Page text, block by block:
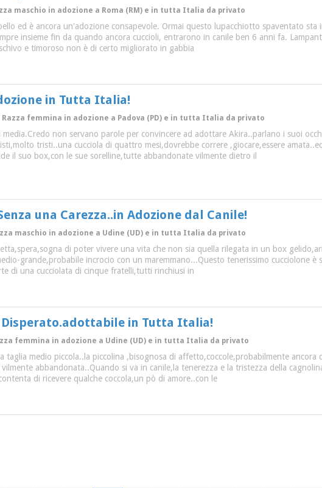
maschio in adozione a Roma (RM) e in tutta Italia da privato
ed è ancora un'adozione consapevole. Ormai questo lupacchiotto spaventato sta
insieme fin da quando ancora cuccioli, entrarono in canile ben 6 anni fa.
e timoroso non è di certo migliorato in gabbia
in Tutta Italia!
Razza femmina in adozione a Padova (PD) e in tutta Italia da privato
non servano parole per convincere ad adottare Akira..parlano i suoi
tristi..una cucciola di quattro mesi,dovrebbe correre ,giocare,essere
il suo box,con le sue sorelline,tutte abbandonate vilmente dietro il
una Carezza..in Adozione dal Canile!
maschio in adozione a Udine (UD) e in tutta Italia da privato
di poter vivere una vita che non sia quella rilegata in un box
grande,probabile incrocio con un maremmano...Questo tenerissimo cucciolone è
di una cucciolata di cinque fratelli,tutti rinchiusi in
Disperato.adottabile in Tutta Italia!
femmina in adozione a Udine (UD) e in tutta Italia da privato
taglia medio piccola..la piccolina ,bisognosa di affetto,coccole,probabilmente ancora
abbandonata..Quando si va in canile,la tenerezza e la tristezza della
di ricevere qualche coccola,un pò di amore..con le